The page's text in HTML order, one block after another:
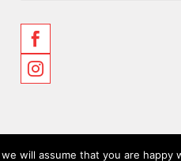


will assume that you are happy